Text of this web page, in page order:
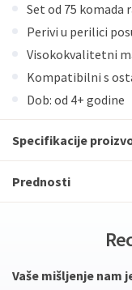
Set od 75 komada
Perivi u perilici
Visokokvalitetni
Kompatibilni s
Dob: od 4+ godine
Specifikacije
Prednosti
Vaše mišljenje nam